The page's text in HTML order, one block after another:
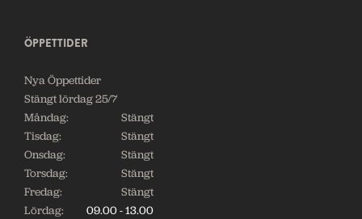
ÖPPETTIDER
Nya Öppettider
Stängt lördag 25/7
Måndag:
Stängt
Tisdag:
Stängt
Onsdag:
Stängt
Torsdag:
Stängt
Fredag:
Stängt
Lördag:
09.00 - 13.00